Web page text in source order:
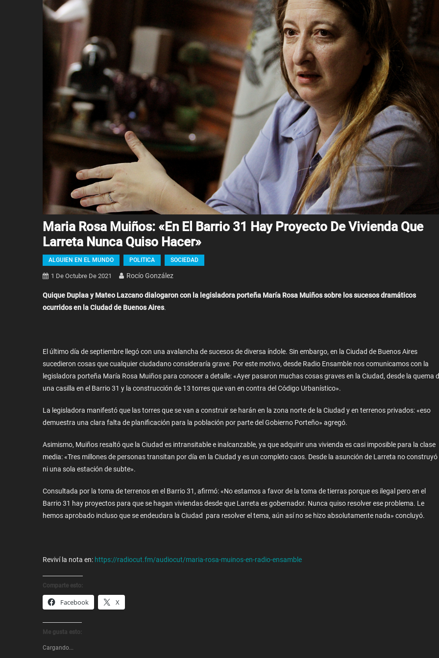
Maria Rosa Muiños: «En El Barrio 31 Hay Proyecto De Vivienda Que
Larreta Nunca Quiso Hacer»
ALGUIEN EN EL MUNDO POLITICA SOCIEDAD
1 De Octubre De 2021 Rocío González
Quique Duplaa y Mateo Lazcano dialogaron con la legisladora porteña María Rosa Muiños sobre los sucesos dramáticos
ocurridos en la Ciudad de Buenos Aires.
El último día de septiembre llegó con una avalancha de sucesos de diversa índole. Sin embargo, en la Ciudad de Buenos Aires
sucedieron cosas que cualquier ciudadano consideraría grave. Por este motivo, desde Radio Ensamble nos comunicamos con la
legisladora porteña María Rosa Muiños para conocer a detalle: «Ayer pasaron muchas cosas graves en la Ciudad, desde la quema
una casilla en el Barrio 31 y la construcción de 13 torres que van en contra del Código Urbanístico».
La legisladora manifestó que las torres que se van a construir se harán en la zona norte de la Ciudad y en terrenos privados: «eso
demuestra una clara falta de planificación para la población por parte del Gobierno Porteño» agregó.
Asimismo, Muiños resaltó que la Ciudad es intransitable e inalcanzable, ya que adquirir una vivienda es casi imposible para la clase
media: «Tres millones de personas transitan por día en la Ciudad y es un completo caos. Desde la asunción de Larreta no construyó
ni una sola estación de subte».
Consultada por la toma de terrenos en el Barrio 31, afirmó: «No estamos a favor de la toma de tierras porque es ilegal pero en el
Barrio 31 hay proyectos para que se hagan viviendas desde que Larreta es gobernador. Nunca quiso resolver ese problema. Le
hemos aprobado incluso que se endeudara la Ciudad para resolver el tema, aún así no se hizo absolutamente nada» concluyó.
Reviví la nota en: https://radiocut.fm/audiocut/maria-rosa-muinos-en-radio-ensamble
Comparte esto:
Facebook X
Me gusta esto:
Cargando...